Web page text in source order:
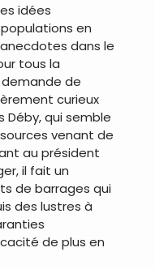
idées
en
dans le
tous la
de
curieux
Déby, qui semble
venant de
au président
il fait un
de barrages qui
des lustres à
de plus en